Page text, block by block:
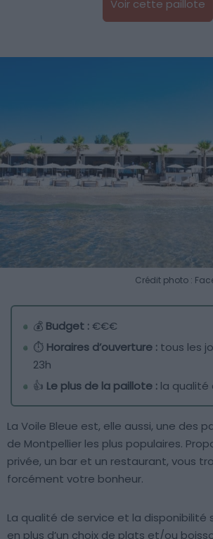
Voir cette paillote
Crédit photo :
💰 Budget :€€€
⏱️ Horaires d’ouverture : tous les
23h
👍 Le plus de la paillote : la qualité
La Voile Bleue est, elle aussi, une des
de Montpellier les plus populaires.
privée, un bar et un restaurant, vous
forcément votre bonheur.
La qualité de service et la disponibilité
en plus d’un choix de plats et/ou